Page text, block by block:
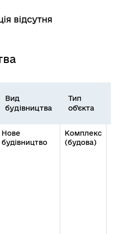
відсутня
Вид
будівництва
Тип
об'єкта
Нове
будівництво
Комплекс
(будова)